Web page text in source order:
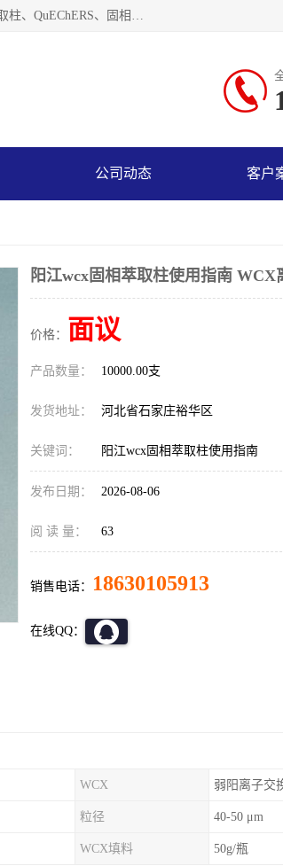
河北艺心逸意科技有限公司主营：C18固相萃取柱、Florisil固相萃取柱、HLB固相萃取柱、MCX固相萃取柱、QuEChERS、固相萃取空柱、针式过滤器 、固相萃取柱、黄曲霉毒素亲和柱。全国咨询热线：18630105913。河北艺心逸意科技有限公司接受来样定做，我们秉承着“顾客至上，锐意进取”的经营理念，坚持客户至上的原则为广大客户提供优质的服务，欢迎广大客户惠顾！免费咨询！
公司动态 客户
阳江wcx固相萃取柱使用指南 WCX
价格： 面议
产品数量： 10000.00支
发货地址： 河北省石家庄裕华区
关键词： 阳江wcx固相萃取柱使用指南
发布日期： 2026-08-06
阅 读 量： 63
销售电话： 18630105913
在线QQ：
WCX 弱阳离子交
粒径 40-50 μm
WCX填料 50g/瓶